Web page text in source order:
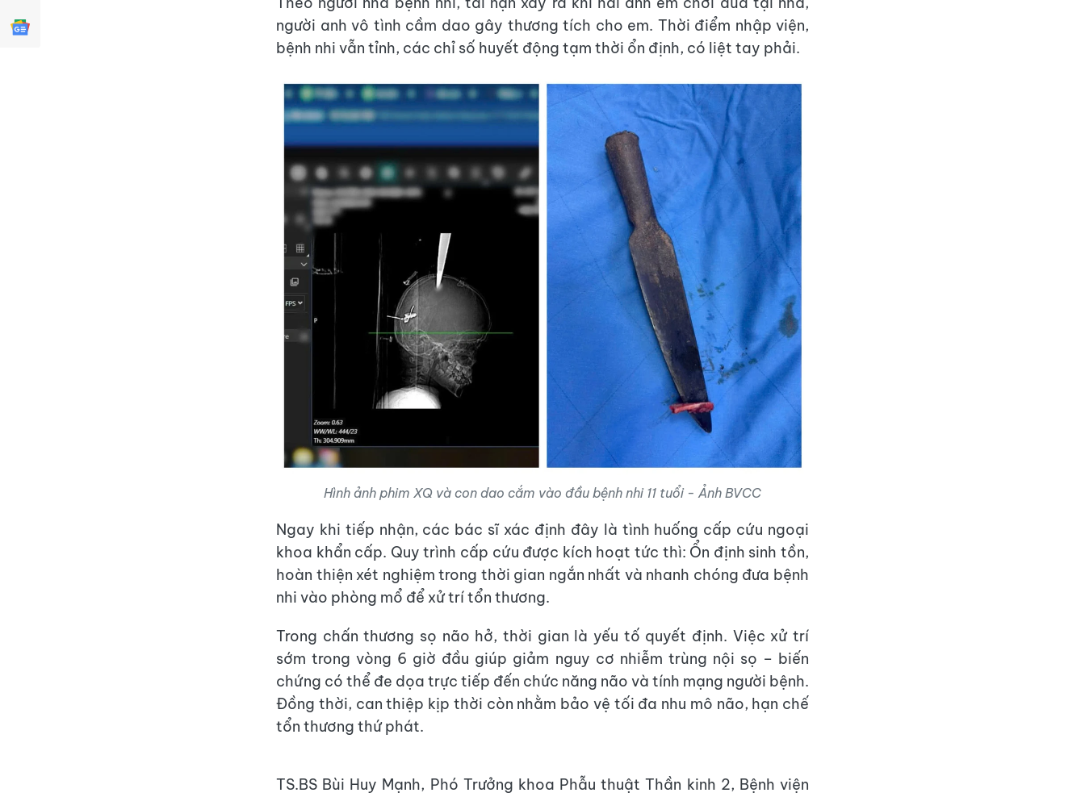
người anh vô tình cầm dao gây thương tích cho em. Thời điểm nhập viện,
bệnh nhi vẫn tỉnh, các chỉ số huyết động tạm thời ổn định, có liệt tay phải.
Hình ảnh phim XQ và con dao cắm vào đầu bệnh nhi 11 tuổi - Ảnh BVCC
Ngay khi tiếp nhận, các bác sĩ xác định đây là tình huống cấp cứu ngoại
khoa khẩn cấp. Quy trình cấp cứu được kích hoạt tức thì: Ổn định sinh tồn,
hoàn thiện xét nghiệm trong thời gian ngắn nhất và nhanh chóng đưa bệnh
nhi vào phòng mổ để xử trí tổn thương.
Trong chấn thương sọ não hở, thời gian là yếu tố quyết định. Việc xử trí
sớm trong vòng 6 giờ đầu giúp giảm nguy cơ nhiễm trùng nội sọ – biến
chứng có thể đe dọa trực tiếp đến chức năng não và tính mạng người bệnh.
Đồng thời, can thiệp kịp thời còn nhằm bảo vệ tối đa nhu mô não, hạn chế
tổn thương thứ phát.
TS.BS Bùi Huy Mạnh, Phó Trưởng khoa Phẫu thuật Thần kinh 2, Bệnh viện